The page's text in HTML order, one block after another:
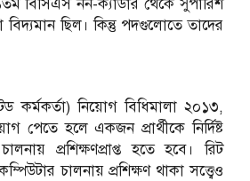
বিসিএস নন-ক্যাডার থেকে সুপারিশ
ছিল। কিন্তু পদগুলোতে তাদের
নিয়োগ বিধিমালা ২০১৩,
পেতে হলে একজন প্রার্থীকে নির্দিষ্ট
প্রশিক্ষণপ্রাপ্ত হতে হবে। রিট
চালনায় প্রশিক্ষণ থাকা সত্ত্বেও